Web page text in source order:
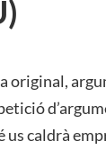
original,
us caldrà